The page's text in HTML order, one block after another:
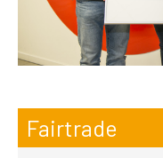
Fairtrade